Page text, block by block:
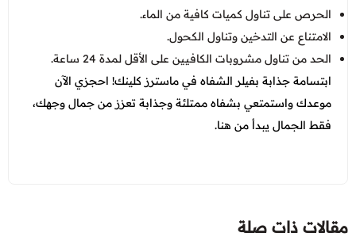
الحرص على تناول كميات كافية من الماء.
الامتناع عن التدخين وتناول الكحول.
الحد من تناول مشروبات الكافيين على الأقل لمدة 24 ساعة.
ابتسامة جذابة بفيلر الشفاه في ماسترز كلينك! احجزي الآن
موعدك واستمتعي بشفاه ممتلئة وجذابة تعزز من جمال وجهك،
فقط الجمال يبدأ من هنا.
مقالات ذات صلة